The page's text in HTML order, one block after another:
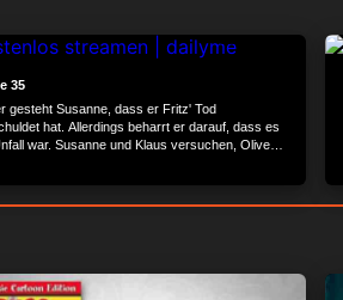
35
gesteht Susanne, dass er Fritz' Tod
hat. Allerdings beharrt er darauf, dass es
war. Susanne und Klaus versuchen, Oliver